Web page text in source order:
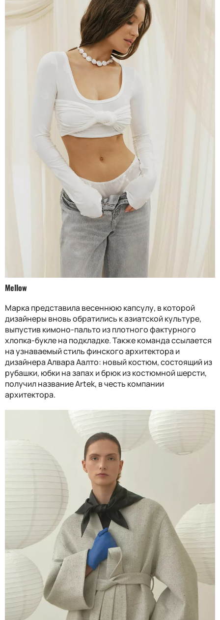
Mellow
Марка представила весеннюю капсулу, в которой
дизайнеры вновь обратились к азиатской культуре,
выпустив кимоно-пальто из плотного фактурного
хлопка-букле на подкладке. Также команда ссылается
на узнаваемый стиль финского архитектора и
дизайнера Алвара Аалто: новый костюм, состоящий из
рубашки, юбки на запах и брюк из костюмной шерсти,
получил название Artek, в честь компании
архитектора.